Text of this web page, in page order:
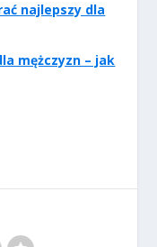
najlepszy dla
mężczyzn – jak